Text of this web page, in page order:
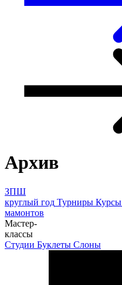
Архив
ЗПШ
круглый год Турниры Курсы
мамонтов
Мастер-
классы
Студии Буклеты Слоны